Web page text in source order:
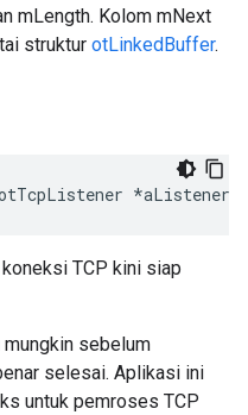
mLength. Kolom mNext
struktur otLinkedBuffer.
*aListener
TCP kini siap
mungkin sebelum
selesai. Aplikasi ini
untuk pemroses TCP